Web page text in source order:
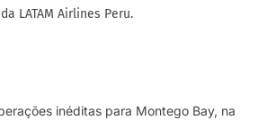
LATAM Airlines Peru.